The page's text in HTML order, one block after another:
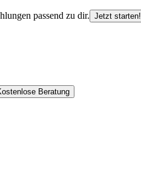
passend zu dir. Jetzt starten!
Beratung